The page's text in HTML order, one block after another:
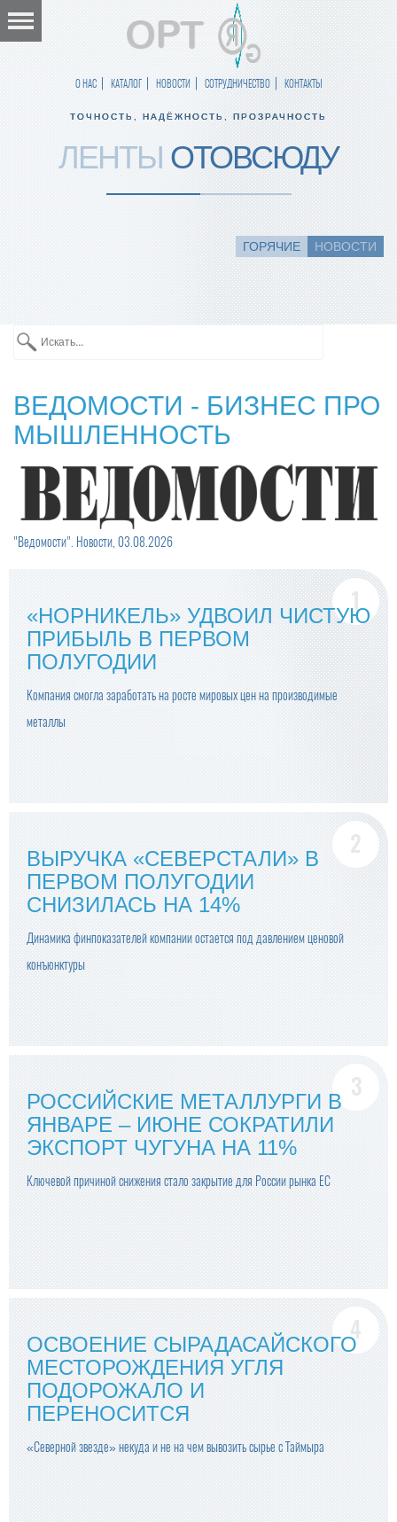
О НАС КАТАЛОГ НОВОСТИ СОТРУДНИЧЕСТВО КОНТАКТЫ
ТОЧНОСТЬ, НАДЁЖНОСТЬ, ПРОЗРАЧНОСТЬ
ЛЕНТЫ ОТОВСЮДУ
ГОРЯЧИЕ НОВОСТИ
ВЕДОМОСТИ - БИЗНЕС ПРО
МЫШЛЕННОСТЬ
"Ведомости". Новости, 03.08.2026
«НОРНИКЕЛЬ» УДВОИЛ ЧИСТУЮ
ПРИБЫЛЬ В ПЕРВОМ
ПОЛУГОДИИ
Компания смогла заработать на росте мировых цен на производимые
металлы
ВЫРУЧКА «СЕВЕРСТАЛИ» В
ПЕРВОМ ПОЛУГОДИИ
СНИЗИЛАСЬ НА 14%
Динамика финпоказателей компании остается под давлением ценовой
конъюнктуры
РОССИЙСКИЕ МЕТАЛЛУРГИ В
ЯНВАРЕ – ИЮНЕ СОКРАТИЛИ
ЭКСПОРТ ЧУГУНА НА 11%
Ключевой причиной снижения стало закрытие для России рынка ЕС
ОСВОЕНИЕ СЫРАДАСАЙСКОГО
МЕСТОРОЖДЕНИЯ УГЛЯ
ПОДОРОЖАЛО И
ПЕРЕНОСИТСЯ
«Северной звезде» некуда и не на чем вывозить сырье с Таймыра